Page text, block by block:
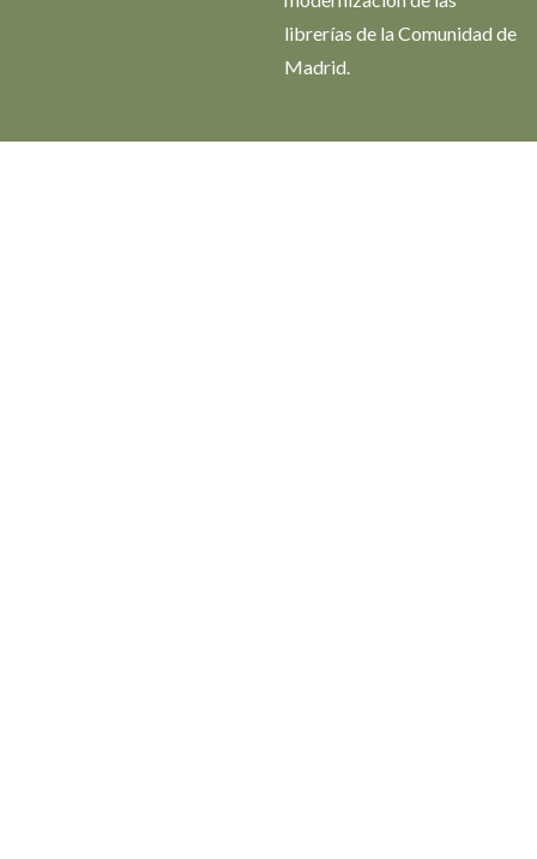
librerías de la Comunidad de
Madrid.